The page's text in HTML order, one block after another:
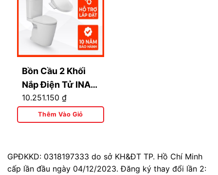
Bồn Cầu 2 Khối
Nắp Điện Tử INAX
AC-602+CW-
H18VN
10.251.150 ₫
Thêm Vào Giỏ
GPĐKKD: 0318197333 do sở KH&ĐT TP. Hồ Chí Minh
cấp lần đầu ngày 04/12/2023. Đăng ký thay đổi lần 2: